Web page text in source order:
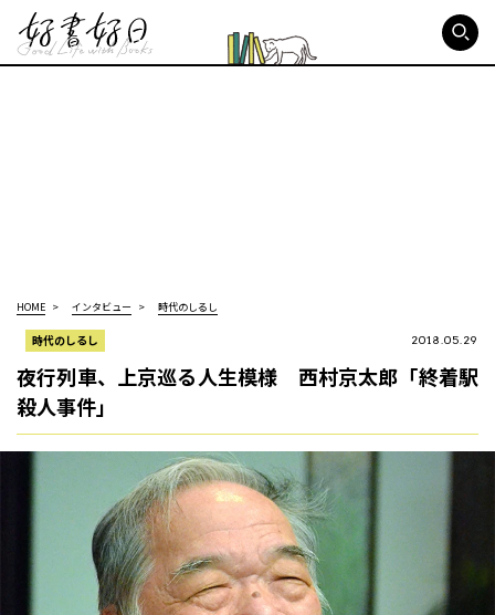
HOME インタビュー 時代のしるし
時代のしるし 2018.05.29
夜行列車、上京巡る人生模様 西村京太郎「終着駅
殺人事件」